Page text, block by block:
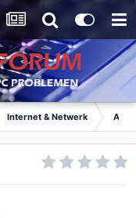
Internet & Netwerk